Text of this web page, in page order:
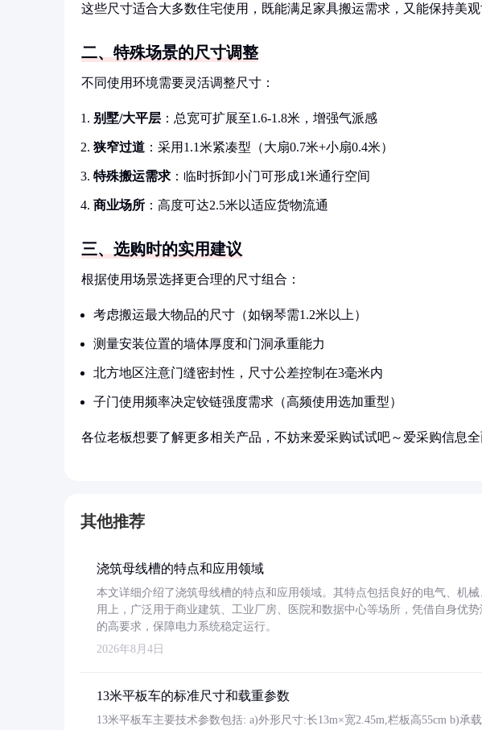
这些尺寸适合大多数住宅使用，既能满足家具搬运需求，又能保持美观
二、特殊场景的尺寸调整
不同使用环境需要灵活调整尺寸：
别墅/大平层 ：总宽可扩展至1.6-1.8米，增强气派感
狭窄过道 ：采用1.1米紧凑型（大扇0.7米+小扇0.4米）
特殊搬运需求 ：临时拆卸小门可形成1米通行空间
商业场所 ：高度可达2.5米以适应货物流通
三、选购时的实用建议
根据使用场景选择更合理的尺寸组合：
考虑搬运最大物品的尺寸（如钢琴需1.2米以上）
测量安装位置的墙体厚度和门洞承重能力
北方地区注意门缝密封性，尺寸公差控制在3毫米内
子门使用频率决定铰链强度需求（高频使用选加重型）
各位老板想要了解更多相关产品，不妨来爱采购试试吧～爱采购信息
其他推荐
浇筑母线槽的特点和应用领域
本文详细介绍了浇筑母线槽的特点和应用领域。其特点包括良好的电气、机
用上，广泛用于商业建筑、工业厂房、医院和数据中心等场所，凭借自身优
的高要求，保障电力系统稳定运行。
2026年8月4日
13米平板车的标准尺寸和载重参数
13米平板车主要技术参数包括: a)外形尺寸:长13m×宽2.45m,栏板高55cm b)承